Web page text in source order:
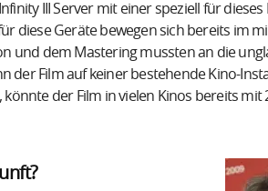
III Server mit einer speziell für
diese Geräte bewegen sich bereits im
und dem Mastering mussten an die
der Film auf keiner bestehende Kino-
der Film in vielen Kinos bereits mit